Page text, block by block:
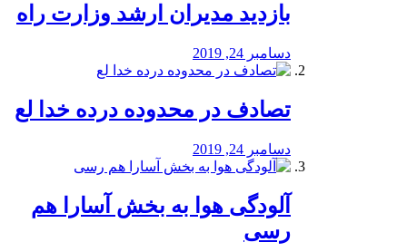
بازدید مدیران ارشد وزارت راه
دسامبر 24, 2019
تصادف در محدوده درده خدا لع
دسامبر 24, 2019
آلودگی هوا به بخش آسارا هم
رسی